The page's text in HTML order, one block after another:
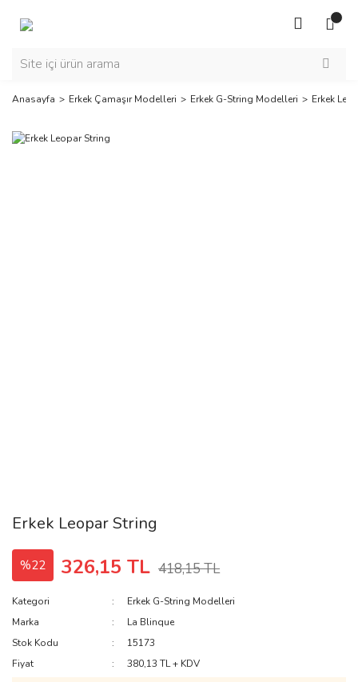
Anasayfa Erkek Çamaşır Modelleri Erkek G-String Modelleri Erkek
Erkek Leopar String
%22 326,15 TL 418,15 TL
Kategori
Erkek G-String Modelleri
Marka
La Blinque
Stok Kodu
15173
Fiyat
380,13 TL + KDV